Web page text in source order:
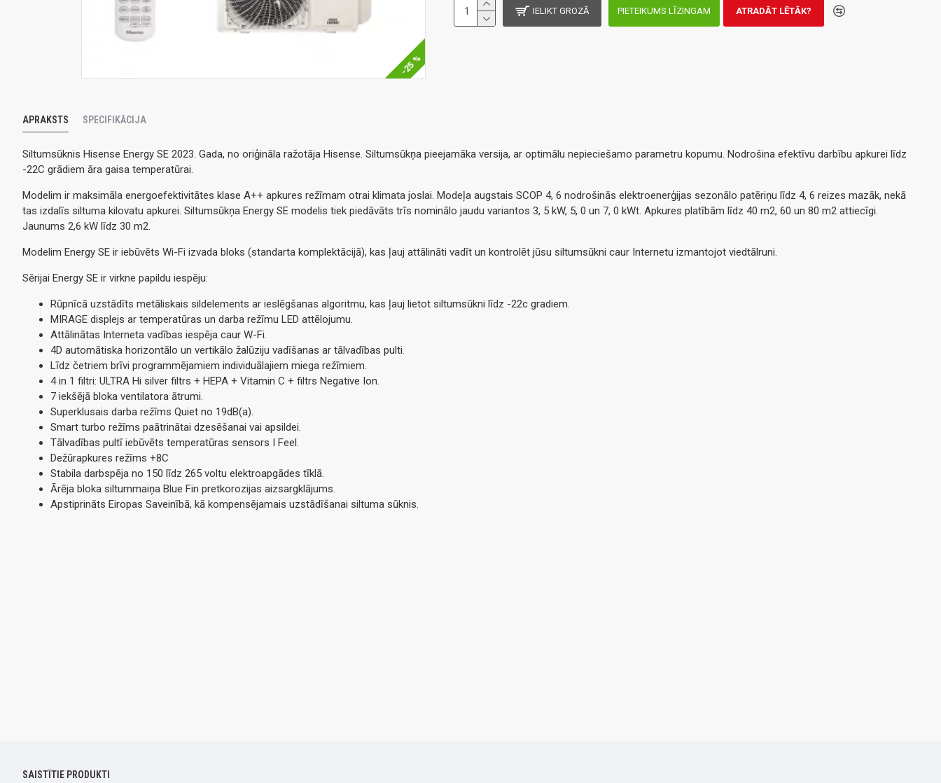
-25 %
IELIKT GROZĀ PIETEIKUMS LĪZINGAM ATRADĀT LĒTĀK?
APRAKSTS SPECIFIKĀCIJA
Siltumsūknis Hisense Energy SE 2023. Gada, no oriģināla ražotāja Hisense. Siltumsūkņa pieejamāka versija, ar optimālu nepieciešamo parametru kopumu. Nodrošina efektīvu darbību apkurei līdz
-22C grādiem āra gaisa temperatūrai.
Modelim ir maksimāla energoefektivitātes klase A++ apkures režīmam otrai klimata joslai. Modeļa augstais SCOP 4, 6 nodrošinās elektroenerģijas sezonālo patēriņu līdz 4, 6 reizes mazāk, nekā
tas izdalīs siltuma kilovatu apkurei. Siltumsūkņa Energy SE modelis tiek piedāvāts trīs nominālo jaudu variantos 3, 5 kW, 5, 0 un 7, 0 kWt. Apkures platībām līdz 40 m2, 60 un 80 m2 attiecīgi.
Jaunums 2,6 kW līdz 30 m2.
Modelim Energy SE ir iebūvēts Wi-Fi izvada bloks (standarta komplektācijā), kas ļauj attālināti vadīt un kontrolēt jūsu siltumsūkni caur Internetu izmantojot viedtālruni.
Sērijai Energy SE ir virkne papildu iespēju:
Rūpnīcā uzstādīts metāliskais sildelements ar ieslēgšanas algoritmu, kas ļauj lietot siltumsūkni līdz -22с gradiem.
MIRAGE displejs ar temperatūras un darba režīmu LED attēlojumu.
Attālinātas Interneta vadības iespēja caur W-Fi.
4D automātiska horizontālo un vertikālo žalūziju vadīšanas ar tālvadības pulti.
Līdz četriem brīvi programmējamiem individuālajiem miega režīmiem.
4 in 1 filtri: ULTRA Hi silver filtrs + HEPA + Vitamin C + filtrs Negative Ion.
7 iekšējā bloka ventilatora ātrumi.
Superklusais darba režīms Quiet no 19dB(a).
Smart turbo režīms paātrinātai dzesēšanai vai apsildei.
Tālvadības pultī iebūvēts temperatūras sensors I Feel.
Dežūrapkures režīms +8C
Stabila darbspēja no 150 līdz 265 voltu elektroapgādes tīklā.
Ārēja bloka siltummaiņa Blue Fin pretkorozijas aizsargklājums.
Apstiprināts Eiropas Saveinībā, kā kompensējamais uzstādīšanai siltuma sūknis.
SAISTĪTIE PRODUKTI